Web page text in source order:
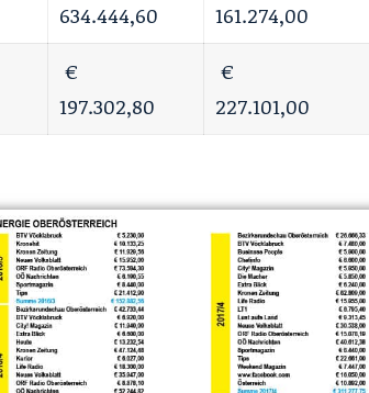
634.444,60
161.274,00
€
197.302,80
€
227.101,00